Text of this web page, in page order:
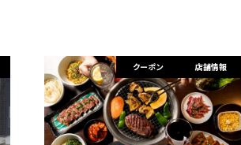
クーポン 店舗情報